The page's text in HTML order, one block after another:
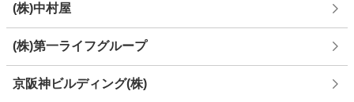
(株)中村屋
(株)第一ライフグループ
京阪神ビルディング(株)